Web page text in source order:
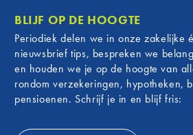
BLIJF OP DE HOOGTE
Periodiek delen we in onze zakelijke
nieuwsbrief tips, bespreken we
en houden we je op de hoogte van
rondom verzekeringen, hypotheken,
pensioenen. Schrijf je in en blijf fris: